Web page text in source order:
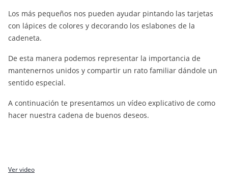
Los más pequeños nos pueden ayudar pintando las tarjetas
con lápices de colores y decorando los eslabones de la
cadeneta.
De esta manera podemos representar la importancia de
mantenernos unidos y compartir un rato familiar dándole un
sentido especial.
A continuación te presentamos un vídeo explicativo de como
hacer nuestra cadena de buenos deseos.
Ver video